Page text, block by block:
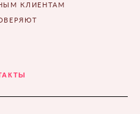
КЛИЕНТАМ